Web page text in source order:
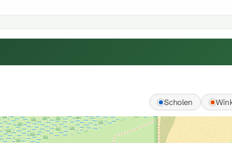
Scholen